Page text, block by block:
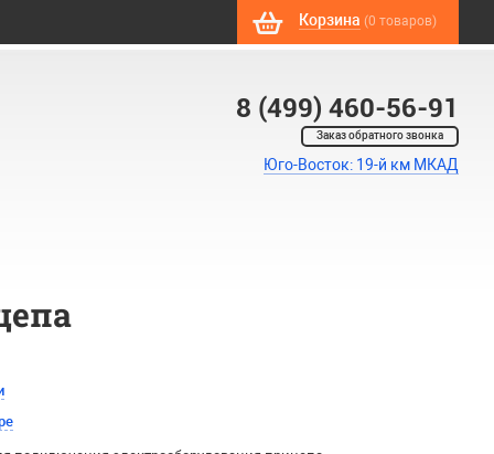
Корзина (0 товаров)
8 (499) 460-56-91
Заказ обратного звонка
Юго-Восток: 19-й км МКАД